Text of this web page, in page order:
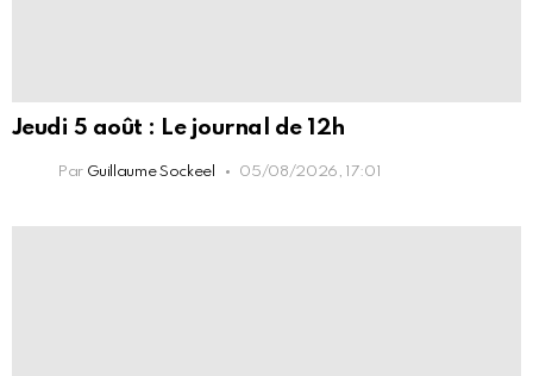
Jeudi 5 août : Le journal de 12h
Par Guillaume Sockeel 05/08/2026, 17:01